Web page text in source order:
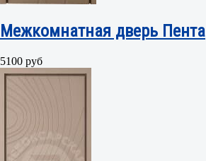
Межкомнатная дверь Пента
5100 руб